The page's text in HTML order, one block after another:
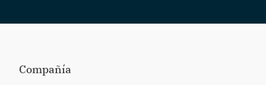
Compañía